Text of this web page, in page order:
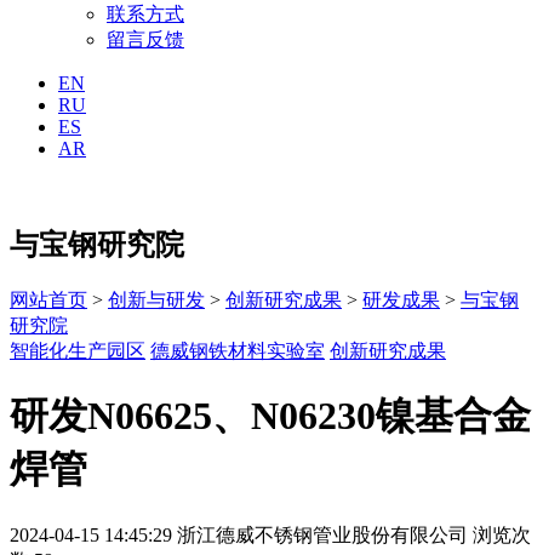
联系方式
留言反馈
EN
RU
ES
AR
与宝钢研究院
网站首页 > 创新与研发 > 创新研究成果 > 研发成果 > 与宝钢
研究院
智能化生产园区 德威钢铁材料实验室 创新研究成果
研发N06625、N06230镍基合金
焊管
2024-04-15 14:45:29 浙江德威不锈钢管业股份有限公司 浏览次